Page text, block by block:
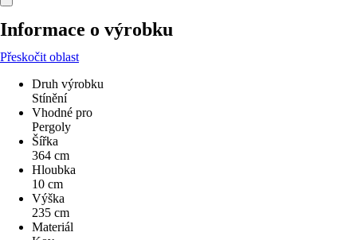
Informace o výrobku
Přeskočit oblast
Druh výrobku
Stínění
Vhodné pro
Pergoly
Šířka
364 cm
Hloubka
10 cm
Výška
235 cm
Materiál